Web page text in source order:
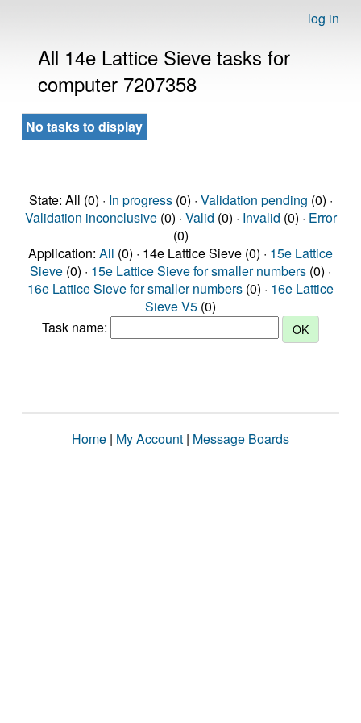
log in
All 14e Lattice Sieve tasks for
computer 7207358
No tasks to display
State: All (0) · In progress(0) · Validation pending (0) ·
Validation inconclusive(0) · Valid (0) · Invalid (0) · Error
(0)
Application: All (0) · 14e Lattice Sieve (0) · 15e Lattice
Sieve (0) · 15e Lattice Sieve for smaller numbers (0) ·
16e Lattice Sieve for smaller numbers (0) · 16e Lattice
Sieve V5 (0)
Task name:
Home | My Account | Message Boards